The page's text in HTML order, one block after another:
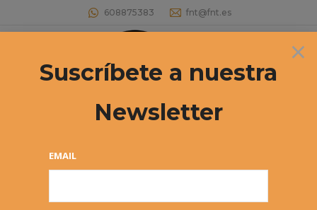
608875383 fnt@fnt.es
Buscar:
CAMPEONATO NAVARRO INFANTIL
×
Suscríbete a nuestra
Newsletter
EMAIL